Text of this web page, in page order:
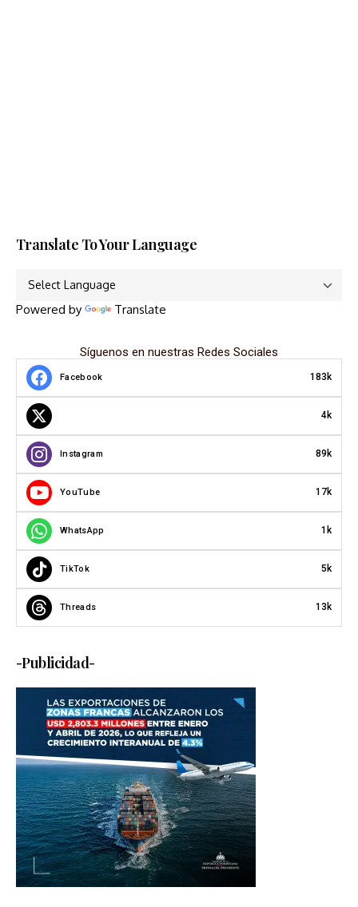
Translate To Your Language
Powered by Translate
Síguenos en nuestras Redes Sociales
Facebook 183k
4k
Instagram 89k
YouTube 17k
WhatsApp 1k
TikTok 5k
Threads 13k
-Publicidad-